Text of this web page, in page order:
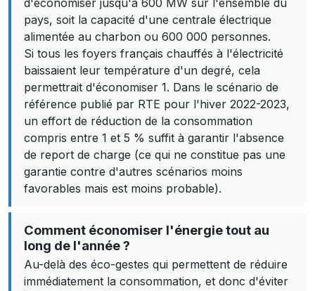
d'économiser jusqu'à 600 MW sur l'ensemble du
pays, soit la capacité d'une centrale électrique
alimentée au charbon ou 600 000 personnes.
Si tous les foyers français chauffés à l'électricité
baissaient leur température d'un degré, cela
permettrait d'économiser 1. Dans le scénario de
référence publié par RTE pour l'hiver 2022-2023,
un effort de réduction de la consommation
compris entre 1 et 5 % suffit à garantir l'absence
de report de charge (ce qui ne constitue pas une
garantie contre d'autres scénarios moins
favorables mais est moins probable).
Comment économiser l'énergie tout au
long de l'année ?
Au-delà des éco-gestes qui permettent de réduire
immédiatement la consommation, et donc d'éviter